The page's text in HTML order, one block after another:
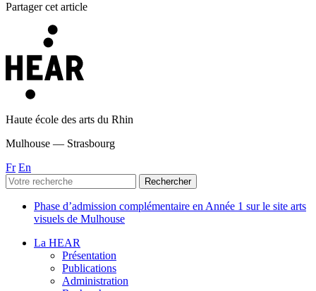
Partager cet article
Haute école des arts du Rhin
Mulhouse — Strasbourg
Fr En
Phase d’admission complémentaire en Année 1 sur le site arts
visuels de Mulhouse
La HEAR
Présentation
Publications
Administration